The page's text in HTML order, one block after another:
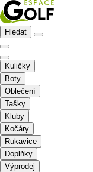
Hledat
Kuličky
Boty
Oblečení
Tašky
Kluby
Kočáry
Rukavice
Doplňky
Výprodej